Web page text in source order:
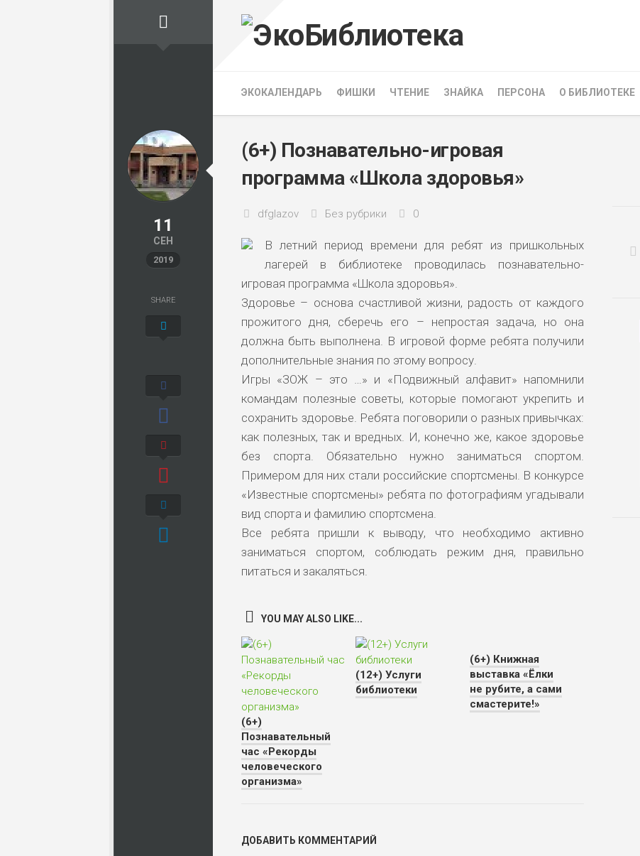
ЭКОКАЛЕНДАРЬ ФИШКИ ЧТЕНИЕ ЗНАЙКА ПЕРСОНА О БИБЛИОТЕКЕ
11
СЕН
2019
(6+) Познавательно-игровая
программа «Школа здоровья»
dfglazov Без рубрики 0
В летний период времени для ребят из пришкольных
лагерей в библиотеке проводилась познавательно-
игровая программа «Школа здоровья».
Здоровье – основа счастливой жизни, радость от каждого
прожитого дня, сберечь его – непростая задача, но она
должна быть выполнена. В игровой форме ребята получили
дополнительные знания по этому вопросу.
Игры «ЗОЖ – это …» и «Подвижный алфавит» напомнили
командам полезные советы, которые помогают укрепить и
сохранить здоровье. Ребята поговорили о разных привычках:
как полезных, так и вредных. И, конечно же, какое здоровье
без спорта. Обязательно нужно заниматься спортом.
Примером для них стали российские спортсмены. В конкурсе
«Известные спортсмены» ребята по фотографиям угадывали
вид спорта и фамилию спортсмена.
Все ребята пришли к выводу, что необходимо активно
заниматься спортом, соблюдать режим дня, правильно
питаться и закаляться.
SHARE
YOU MAY ALSO LIKE...
(6+)
Познавательный
час «Рекорды
человеческого
организма»
(12+) Услуги
библиотеки
(6+) Книжная
выставка «Ёлки
не рубите, а сами
смастерите!»
ДОБАВИТЬ КОММЕНТАРИЙ